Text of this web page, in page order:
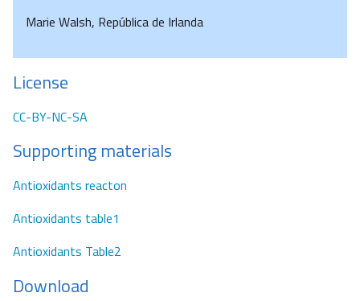
Marie Walsh, República de Irlanda
License
CC-BY-NC-SA
Supporting materials
Antioxidants reacton
Antioxidants table1
Antioxidants Table2
Download